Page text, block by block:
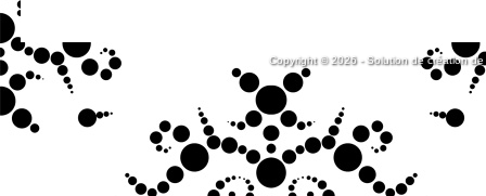
Copyright © 2026 - Solution de création